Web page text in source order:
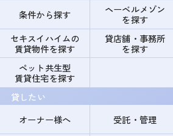
条件から探す
ヘーベルメゾン
を探す
セキスイハイムの
賃貸物件を探す
貸店舗・事務所
を探す
ペット共生型
賃貸住宅を探す
貸したい
オーナー様へ
受託・管理